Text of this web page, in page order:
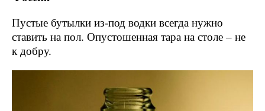
Пустые бутылки из-под водки всегда нужно
ставить на пол. Опустошенная тара на столе – не
к добру.